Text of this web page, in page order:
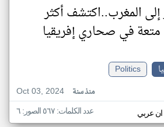
المغرب..اكتشف أكثر
متعة في صحاري إفريقيا
Politics
Oct 03, 2024
منذ سنة
عربي عدد الكلمات: ٥٦٧ الصور: ٦